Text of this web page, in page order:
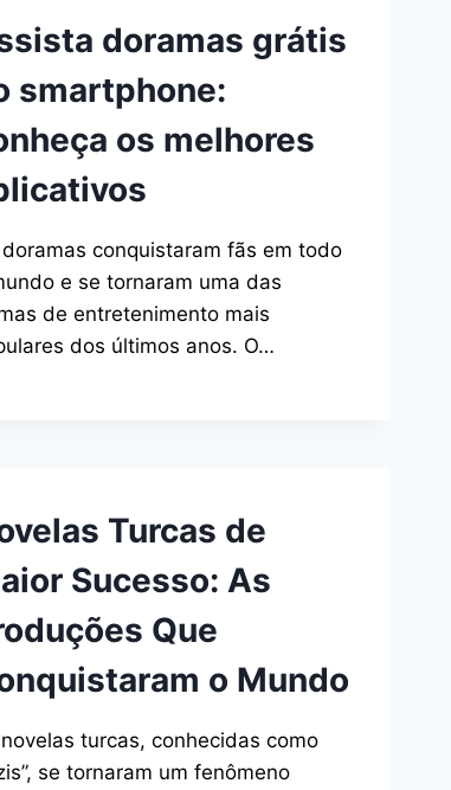
doramas grátis
smartphone:
os melhores
doramas conquistaram fãs em todo
e se tornaram uma das
de entretenimento mais
dos últimos anos. O…
Turcas de
Sucesso: As
Que
o Mundo
turcas, conhecidas como
se tornaram um fenômeno